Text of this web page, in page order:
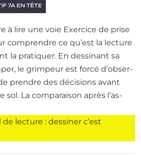
7A EN TÊTE
à lire une voie Exercice de prise
com­prendre ce qu’est la lec­ture
la pra­ti­quer. En des­si­nant sa
le grim­peur est for­cé d’ob­ser­
prendre des déci­sions avant
La com­pa­rai­son après l’as­
de lecture : dessiner c’est